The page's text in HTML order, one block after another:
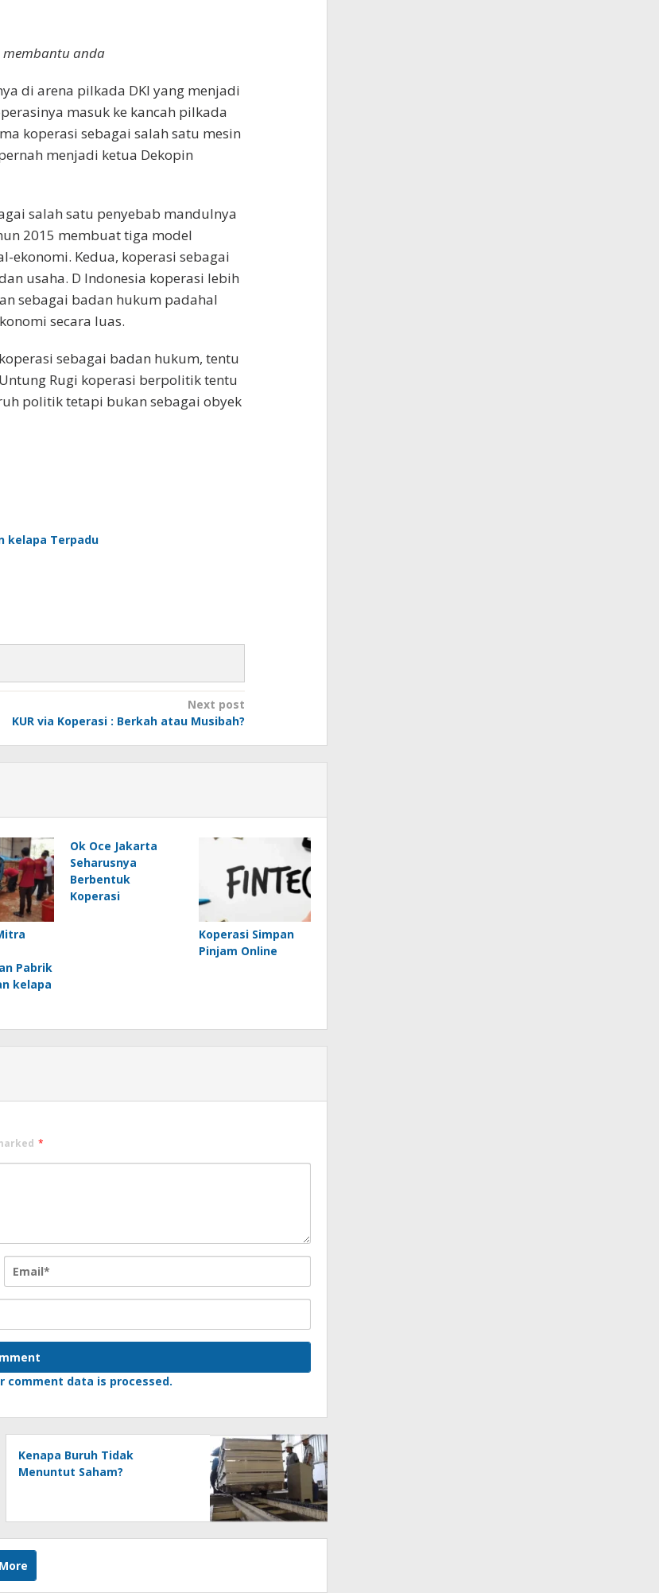
membantu anda
di arena pilkada DKI yang menjadi
masuk ke kancah pilkada
koperasi sebagai salah satu mesin
menjadi ketua Dekopin
salah satu penyebab mandulnya
2015 membuat tiga model
ekonomi. Kedua, koperasi sebagai
usaha. D Indonesia koperasi lebih
sebagai badan hukum padahal
secara luas.
sebagai badan hukum, tentu
Rugi koperasi berpolitik tentu
politik tetapi bukan sebagai obyek
kelapa Terpadu
Next post
KUR via Koperasi : Berkah atau Musibah?
Pabrik
kelapa
Ok Oce Jakarta
Seharusnya
Berbentuk
Koperasi
Koperasi Simpan
Pinjam Online
*
comment data is processed.
Kenapa Buruh Tidak
Menuntut Saham?